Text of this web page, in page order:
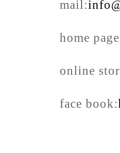
mail:
home
online
face book: